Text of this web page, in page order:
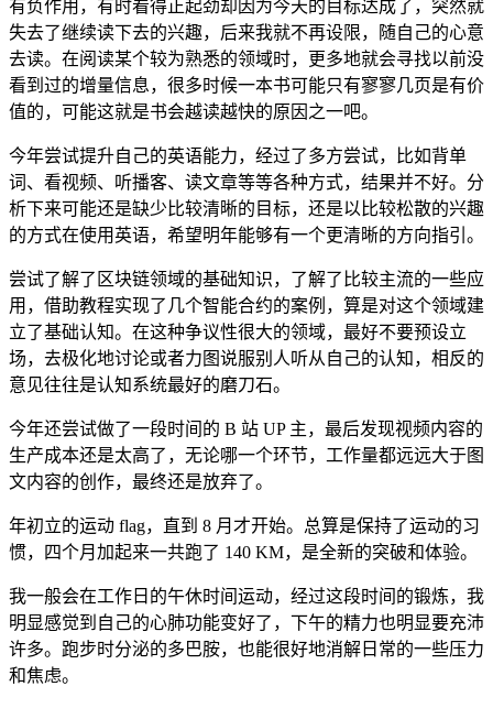
有负作用，有时看得正起劲却因为今天的目标达成了，突然就
失去了继续读下去的兴趣，后来我就不再设限，随自己的心意
去读。在阅读某个较为熟悉的领域时，更多地就会寻找以前没
看到过的增量信息，很多时候一本书可能只有寥寥几页是有价
值的，可能这就是书会越读越快的原因之一吧。
今年尝试提升自己的英语能力，经过了多方尝试，比如背单
词、看视频、听播客、读文章等等各种方式，结果并不好。分
析下来可能还是缺少比较清晰的目标，还是以比较松散的兴趣
的方式在使用英语，希望明年能够有一个更清晰的方向指引。
尝试了解了区块链领域的基础知识，了解了比较主流的一些应
用，借助教程实现了几个智能合约的案例，算是对这个领域建
立了基础认知。在这种争议性很大的领域，最好不要预设立
场，去极化地讨论或者力图说服别人听从自己的认知，相反的
意见往往是认知系统最好的磨刀石。
今年还尝试做了一段时间的 B 站 UP 主，最后发现视频内容的
生产成本还是太高了，无论哪一个环节，工作量都远远大于图
文内容的创作，最终还是放弃了。
年初立的运动 flag，直到 8 月才开始。总算是保持了运动的习
惯，四个月加起来一共跑了 140 KM，是全新的突破和体验。
我一般会在工作日的午休时间运动，经过这段时间的锻炼，我
明显感觉到自己的心肺功能变好了，下午的精力也明显要充沛
许多。跑步时分泌的多巴胺，也能很好地消解日常的一些压力
和焦虑。